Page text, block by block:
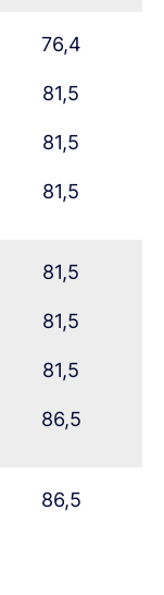
76,4
81,5
81,5
81,5
81,5
81,5
81,5
86,5
86,5